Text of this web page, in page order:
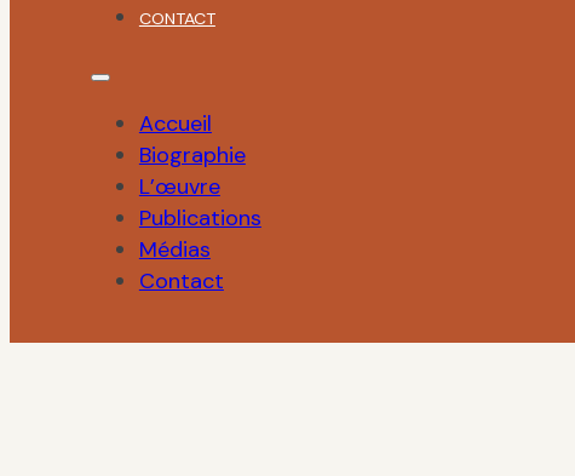
CONTACT
Accueil
Biographie
L’œuvre
Publications
Médias
Contact